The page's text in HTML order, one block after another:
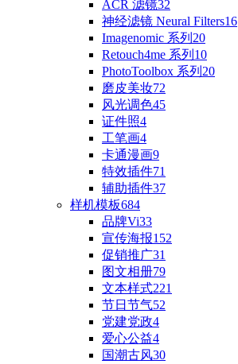
ACR 滤镜32
神经滤镜 Neural Filters16
Imagenomic 系列 20
Retouch4me 系列 10
PhotoToolbox 系列 20
磨皮美妆72
风光调色45
证件照4
工笔画4
卡通漫画9
特效插件71
辅助插件37
样机模板684
品牌Vi33
宣传海报152
促销推广31
图文相册79
文本样式221
节日节气52
党建党政4
爱心公益4
国潮古风30